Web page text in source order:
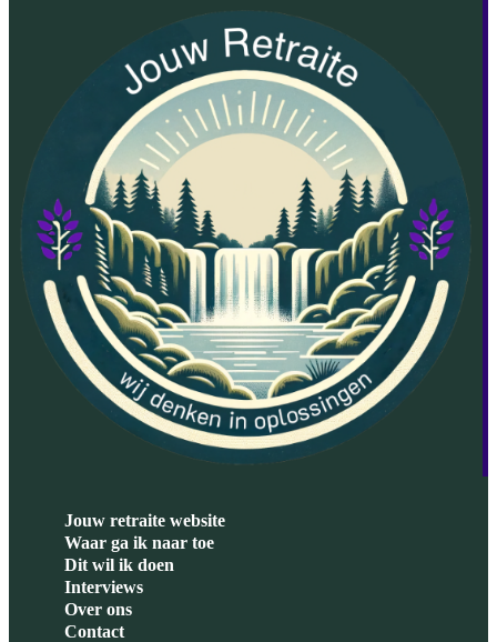
Jouw retraite website
Waar ga ik naar toe
Dit wil ik doen
Interviews
Over ons
Contact